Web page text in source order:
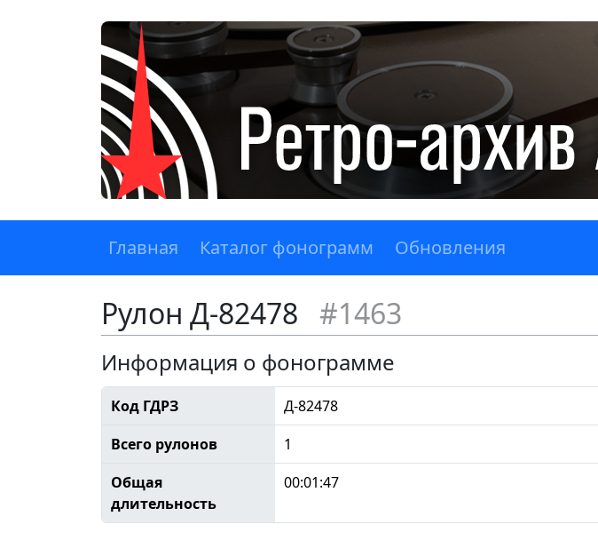
Главная Каталог фонограмм Обновления
Рулон Д-82478 #1463
Информация о фонограмме
Код ГДРЗ
Д-82478
Всего рулонов
1
Общая
длительность
00:01:47